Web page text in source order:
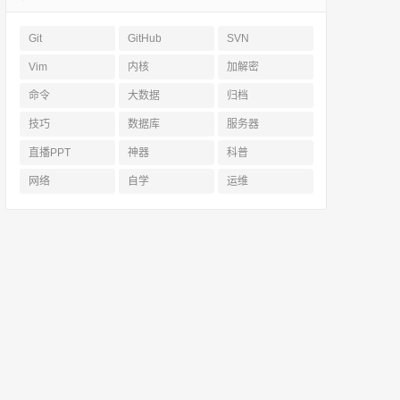
Git GitHub SVN
Vim 内核 加解密
命令 大数据 归档
技巧 数据库 服务器
直播PPT 神器 科普
网络 自学 运维